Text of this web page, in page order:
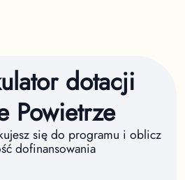
dotacji
Powietrze
się do programu i oblicz
dofinansowania